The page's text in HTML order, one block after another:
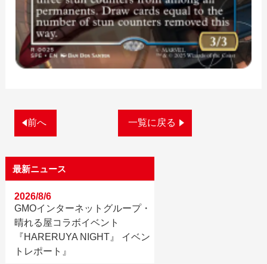
前へ 一覧に戻る
最新ニュース
GMOインターネットグループ・
晴れる屋コラボイベント
『HARERUYA NIGHT』 イベン
トレポート』
2026/8/6